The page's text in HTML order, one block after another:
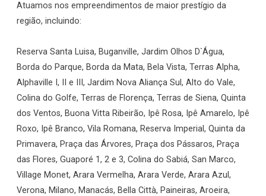
Atuamos nos empreendimentos de maior prestígio da
região, incluindo:
Reserva Santa Luisa, Buganville, Jardim Olhos D`Água,
Borda do Parque, Borda da Mata, Bela Vista, Terras Alpha,
Alphaville I, II e III, Jardim Nova Aliança Sul, Alto do Vale,
Colina do Golfe, Terras de Florença, Terras de Siena, Quinta
dos Ventos, Buona Vitta Ribeirão, Ipê Rosa, Ipê Amarelo, Ipê
Roxo, Ipê Branco, Vila Romana, Reserva Imperial, Quinta da
Primavera, Praça das Árvores, Praça dos Pássaros, Praça
das Flores, Guaporé 1, 2 e 3, Colina do Sabiá, San Marco,
Village Monet, Arara Vermelha, Arara Verde, Arara Azul,
Verona, Milano, Manacás, Bella Città, Paineiras, Aroeira,